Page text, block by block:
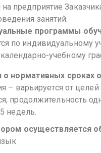
предприятие
занятий.
программы
по индивидуальному
учебному
нормативных сроках
– варьируется от целей
продолжительность
недель.
осуществляется